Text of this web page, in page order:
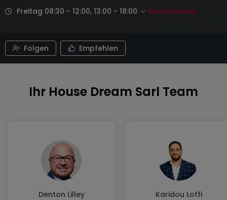
Freitag 08:30 - 12:00, 13:00 - 18:00 Geschlossen
Folgen Empfehlen
Ihr House Dream Sarl Team
Denton Lilley
Karidou Lotfi